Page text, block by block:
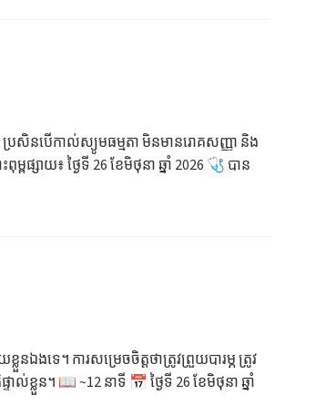
ប្រសិនបើកាល់ស្យូមធម្មតា មិនមានរោគសញ្ញា និង
ផ្សាយ៖ ថ្ងៃទី 26 ខែមិថុនា ឆ្នាំ 2026 🩺 បាន
ឯងទេ។ ការសម្រេចចិត្តថាត្រូវព្រួយបារម្ភ ត្រូវ
លួន។ 📖 ~12 នាទី 📅 ថ្ងៃទី 26 ខែមិថុនា ឆ្នាំ